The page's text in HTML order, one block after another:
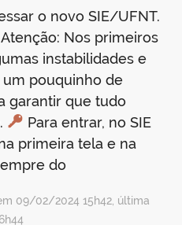
o novo SIE/UFNT.
Nos primeiros
instabilidades e
pouquinho de
garantir que tudo
Para entrar, no SIE
primeira tela e na
do
09/02/2024 15h42, última